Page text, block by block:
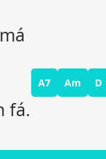
A7 Am D
fá.